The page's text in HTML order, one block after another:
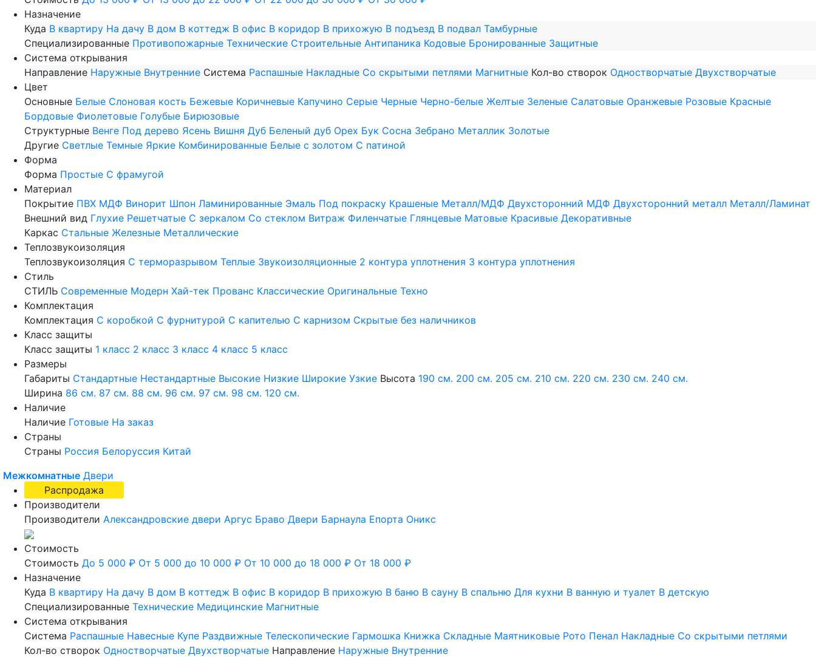
Назначение
Куда В квартиру На дачу В дом В коттедж В офис В коридор В прихожую В подъезд В подвал Тамбурные
Специализированные Противопожарные Технические Строительные Антипаника Кодовые Бронированные Защитные
Система открывания
Направление Наружные Внутренние Система Распашные Накладные Со скрытыми петлями Магнитные Кол-во створок Одностворчатые Двухстворчатые
Цвет
Основные Белые Слоновая кость Бежевые Коричневые Капучино Серые Черные Черно-белые Желтые Зеленые Салатовые Оранжевые Розовые Красные
Бордовые Фиолетовые Голубые Бирюзовые
Структурные Венге Под дерево Ясень Вишня Дуб Беленый дуб Орех Бук Сосна Зебрано Металлик Золотые
Другие Светлые Темные Яркие Комбинированные Белые с золотом С патиной
Форма
Форма Простые С фрамугой
Материал
Покрытие ПВХ МДФ Винорит Шпон Ламинированные Эмаль Под покраску Крашеные Металл/МДФ Двухсторонний МДФ Двухсторонний металл Металл/Ламинат
Внешний вид Глухие Решетчатые С зеркалом Со стеклом Витраж Филенчатые Глянцевые Матовые Красивые Декоративные
Каркас Стальные Железные Металлические
Теплозвукоизоляция
Теплозвукоизоляция С терморазрывом Теплые Звукоизоляционные 2 контура уплотнения 3 контура уплотнения
Стиль
СТИЛЬ Современные Модерн Хай-тек Прованс Классические Оригинальные Техно
Комплектация
Комплектация С коробкой С фурнитурой С капителью С карнизом Скрытые без наличников
Класс защиты
Класс защиты 1 класс 2 класс 3 класс 4 класс 5 класс
Размеры
Габариты Стандартные Нестандартные Высокие Низкие Широкие Узкие Высота 190 см. 200 см. 205 см. 210 см. 220 см. 230 см. 240 см.
Ширина 86 см. 87 см. 88 см. 96 см. 97 см. 98 см. 120 см.
Наличие
Наличие Готовые На заказ
Страны
Страны Россия Белоруссия Китай
Межкомнатные Двери
Распродажа
Производители
Производители Александровские двери Аргус Браво Двери Барнаула Епорта Оникс
Стоимость
Стоимость До 5 000 ₽ От 5 000 до 10 000 ₽ От 10 000 до 18 000 ₽ От 18 000 ₽
Назначение
Куда В квартиру На дачу В дом В коттедж В офис В коридор В прихожую В баню В сауну В спальню Для кухни В ванную и туалет В детскую
Специализированные Технические Медицинские Магнитные
Система открывания
Система Распашные Навесные Купе Раздвижные Телескопические Гармошка Книжка Складные Маятниковые Рото Пенал Накладные Со скрытыми петлями
Кол-во створок Одностворчатые Двухстворчатые Направление Наружные Внутренние